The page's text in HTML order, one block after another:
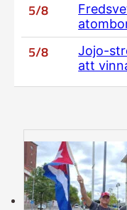
5/8
5/8
Jojo-
att